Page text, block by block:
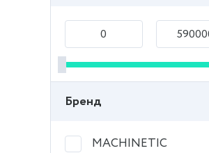
Бренд
MACHINETIC